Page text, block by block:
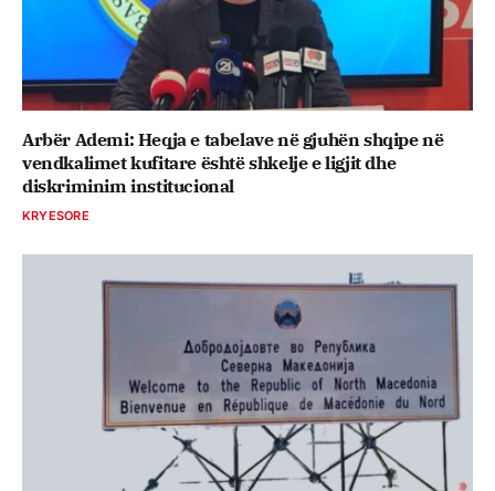
Arbër Ademi: Heqja e tabelave në gjuhën shqipe në
vendkalimet kufitare është shkelje e ligjit dhe
diskriminim institucional
KRYESORE